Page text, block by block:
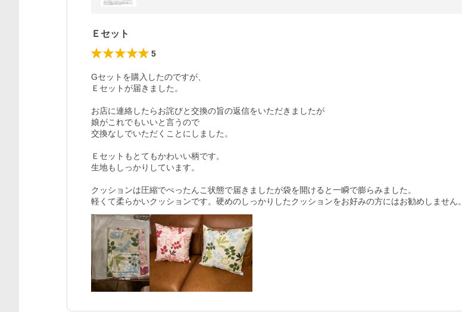
Ｅセット
5
Gセットを購入したのですが、
Ｅセットが届きました。
お店に連絡したらお詫びと交換の旨の返信をいただきましたが
娘がこれでもいいと言うので
交換なしでいただくことにしました。
Ｅセットもとてもかわいい柄です。
生地もしっかりしています。
クッションは圧縮でぺったんこ状態で届きましたが袋を開けると一瞬で膨らみました。
軽くて柔らかいクッションです。硬めのしっかりしたクッションをお好みの方にはお勧めしません。